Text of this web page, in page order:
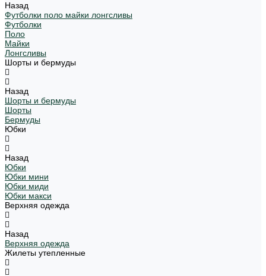
Назад
Футболки поло майки лонгсливы
Футболки
Поло
Майки
Лонгсливы
Шорты и бермуды
Назад
Шорты и бермуды
Шорты
Бермуды
Юбки
Назад
Юбки
Юбки мини
Юбки миди
Юбки макси
Верхняя одежда
Назад
Верхняя одежда
Жилеты утепленные